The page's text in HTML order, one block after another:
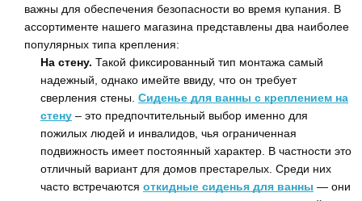
важны для обеспечения безопасности во время купания. В
ассортименте нашего магазина представлены два наиболее
популярных типа крепления:
На стену. Такой фиксированный тип монтажа самый
надежный, однако имейте ввиду, что он требует
сверления стены. Сиденье для ванны с креплением на
стену – это предпочтительный выбор именно для
пожилых людей и инвалидов, чья ограниченная
подвижность имеет постоянный характер. В частности это
отличный вариант для домов престарелых. Среди них
часто встречаются откидные сиденья для ванны — они